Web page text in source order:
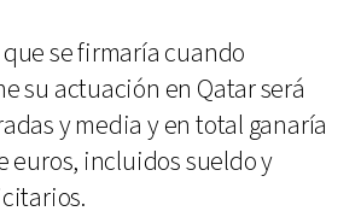
se firmaría cuando
su actuación en Qatar será
y media y en total ganaría
euros, incluidos sueldo y